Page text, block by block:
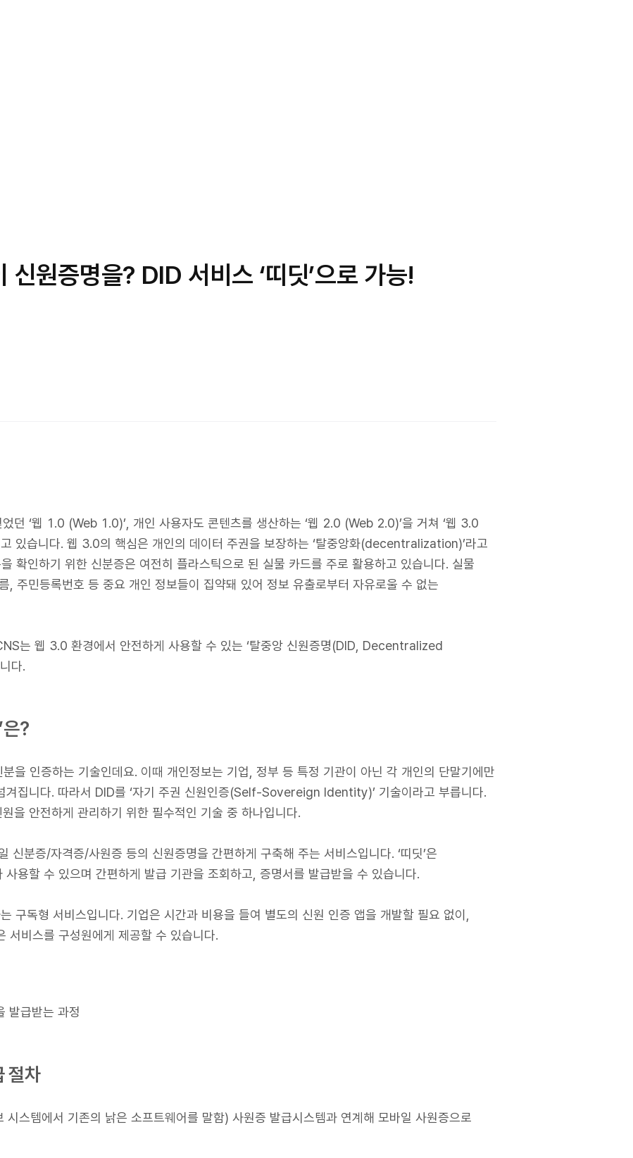
신원증명을? DID 서비스 ‘띠딧’으로 가능!
던 ‘웹 1.0 (Web 1.0)’, 개인 사용자도 콘텐츠를 생산하는 ‘웹 2.0 (Web 2.0)’을 거쳐 ‘웹 3.0
있습니다. 웹 3.0의 핵심은 개인의 데이터 주권을 보장하는 ‘탈중앙화(decentralization)’라고
확인하기 위한 신분증은 여전히 플라스틱으로 된 실물 카드를 주로 활용하고 있습니다. 실물
, 주민등록번호 등 중요 개인 정보들이 집약돼 있어 정보 유출로부터 자유로울 수 없는
는 웹 3.0 환경에서 안전하게 사용할 수 있는 ‘탈중앙 신원증명(DID, Decentralized
다.
은?
을 인증하는 기술인데요. 이때 개인정보는 기업, 정부 등 특정 기관이 아닌 각 개인의 단말기에만
겨집니다. 따라서 DID를 ‘자기 주권 신원인증(Self-Sovereign Identity)’ 기술이라고 부릅니다.
을 안전하게 관리하기 위한 필수적인 기술 중 하나입니다.
신분증/자격증/사원증 등의 신원증명을 간편하게 구축해 주는 서비스입니다. ‘띠딧’은
용할 수 있으며 간편하게 발급 기관을 조회하고, 증명서를 발급받을 수 있습니다.
구독형 서비스입니다. 기업은 시간과 비용을 들여 별도의 신원 인증 앱을 개발할 필요 없이,
서비스를 구성원에게 제공할 수 있습니다.
발급받는 과정
절차
스템에서 기존의 낡은 소프트웨어를 말함) 사원증 발급시스템과 연계해 모바일 사원증으로